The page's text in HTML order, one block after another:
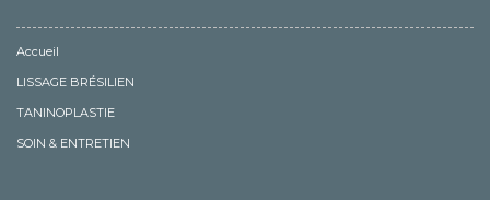
Accueil
LISSAGE BRÉSILIEN
TANINOPLASTIE
SOIN & ENTRETIEN